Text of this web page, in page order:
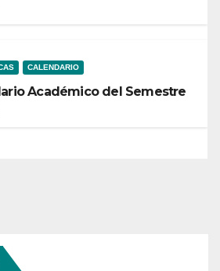
CALENDARIO
Académico del Semestre